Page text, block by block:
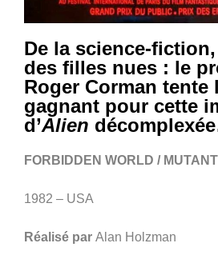
De la science-
des filles nues : le
Roger Corman tente
gagnant pour cette
d’Alien
FORBIDDEN WORLD / MUTANT
1982 – USA
Réalisé par Alan Holzman